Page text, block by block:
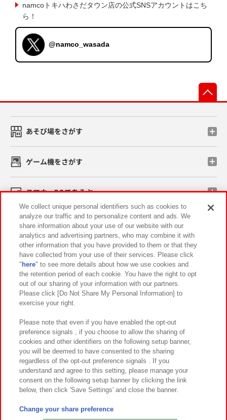
namcoトキハわさだタウン店の公式SNSアカウントはこち
ら！
@namco_wasada
あそび場をさがす
ゲーム機をさがす
スマホ・PCであそぶ
イベント・キャンペーン
関連会社 サステナビリティ サイトポリシー
プライバシーポリシー ウェブアクセシビリティ方針と検証結果
お取引先さまとともに
カスタマーハラスメント対応方針 よくあるご質問・お問い合わせ
©Bandai Namco Amusement Inc.
©Bandai Namco Amusement Lab Inc.
We collect unique personal identifiers such as cookies to
analyze our traffic and to personalize content and ads. We
share information about your use of our website with our
analytics and advertising partners, who may combine it with
other information that you have provided to them or that they
have collected from your use of their services. Please click
" here" to see more details about how we use cookies and
the retention period of each cookie. You have the right to opt
out of our sharing of your information with our partners.
Please click [Do Not Share My Personal Information] to
exercise your right.
Please note that even if you have enabled the opt-out
preference signals , if you choose to allow the sharing of
cookies and other identifiers on the following setup banner,
you will be deemed to have consented to the sharing
regardless of the opt-out preference signals . If you
understand and agree to this setting, please manage your
consent on the following setup banner by clicking the link
below, then click 'Save Settings' and close the banner.
Change your share preference